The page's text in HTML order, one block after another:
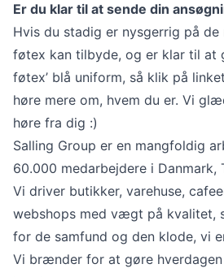
Er du klar til at sende din
Hvis du stadig er nysgerrig på de
føtex kan tilbyde, og er klar til at
føtex’ blå uniform, så klik på
høre mere om, hvem du er. Vi
høre fra dig :)
Salling Group er en mangfoldig
60.000 medarbejdere i Danmark,
Vi driver butikker, varehuse,
webshops med vægt på kvalitet,
for de samfund og den klode, vi
Vi brænder for at gøre